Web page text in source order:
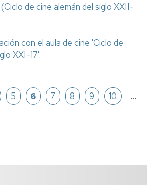
de cine alemán del siglo XXII-
con el aula de cine 'Ciclo de
XXI-17'.
Página
5 Página
6 Página
7 Página
8 Página
9 Página
10 …